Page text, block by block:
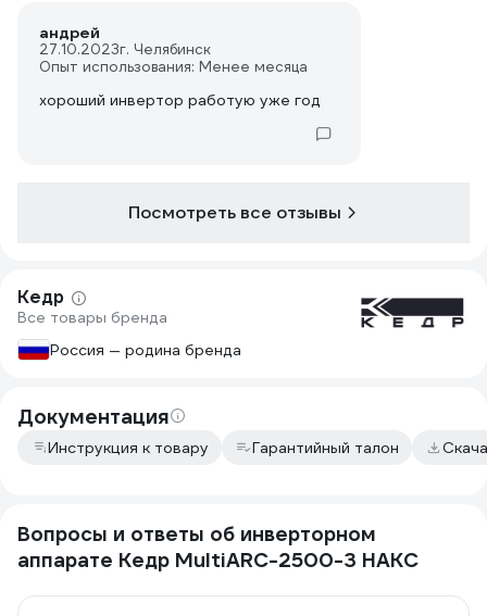
андрей
27.10.2023г. Челябинск
Опыт использования: Менее месяца
хороший инвертор работую уже год
Посмотреть все отзывы
Кедр
Все товары бренда
Россия — родина бренда
Документация
Инструкция к товару Гарантийный талон
Вопросы и ответы об инверторном
аппарате Кедр MultiARC-2500-3 НАКС